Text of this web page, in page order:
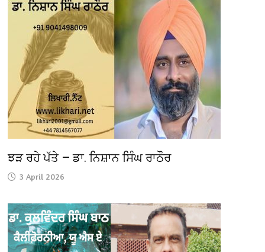
ਝੜ ਰਹੇ ਪੱਤੇ — ਡਾ. ਨਿਸ਼ਾਨ ਸਿੰਘ ਰਾਠੌਰ
3 April 2026